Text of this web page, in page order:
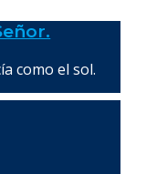
como el sol.